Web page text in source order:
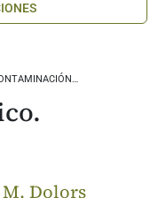
Dolors